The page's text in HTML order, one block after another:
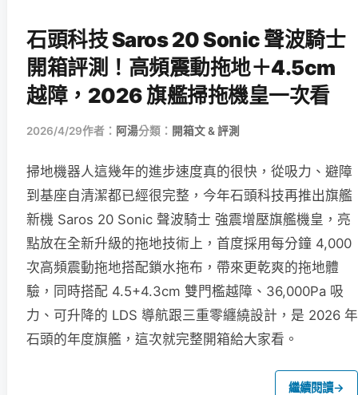
石頭科技 Saros 20 Sonic 聲波騎士
開箱評測！高頻震動拖地＋4.5cm
越障，2026 旗艦掃拖機皇一次看
2026/4/29作者： 阿湯分類： 開箱文 & 評測
掃地機器人這幾年的進步速度真的很快，從吸力、避障
到基座自清潔都已經很完整，今年石頭科技再推出旗艦
新機 Saros 20 Sonic 聲波騎士 強震增壓旗艦機皇，亮
點放在全新升級的拖地技術上，首度採用每分鐘 4,000
次高頻震動拖地搭配鎖水拖布，帶來更乾爽的拖地體
驗，同時搭配 4.5+4.3cm 雙門檻越障、36,000Pa 吸
力、可升降的 LDS 導航跟三重零纏繞設計，是 2026 年
石頭的年度旗艦，這次就完整開箱給大家看。
繼續閱讀→